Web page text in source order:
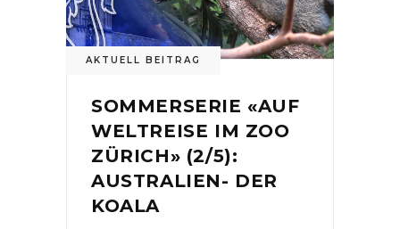
AKTUELL BEITRAG
SOMMERSERIE «AUF
WELTREISE IM ZOO
ZÜRICH» (2/5):
AUSTRALIEN- DER
KOALA